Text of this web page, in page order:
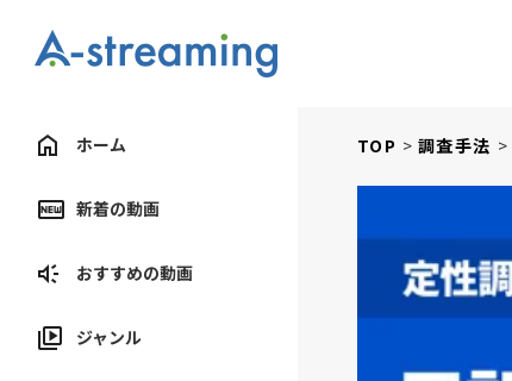
ホーム
新着の動画
おすすめの動画
ジャンル
TOP 調査手法